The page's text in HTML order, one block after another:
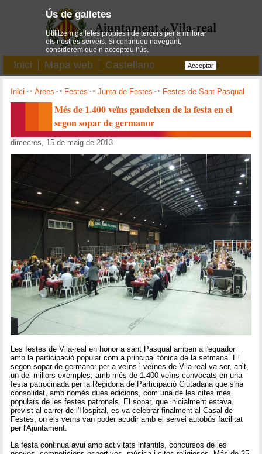
Inici Mapa web Castellano
Inici ->Àrees -> Festes ->Junta de Festes -> Festes de Sant Pasqual
Més de 1.400 veïns gaudeixen de la festa en el
segon sopar de germanor
dimecres, 15 de maig de 2013
Les festes de Vila-real en honor a sant Pasqual arriben a l'equador
amb la participació popular com a principal tònica de la setmana. El
segon sopar de germanor per a veïns i veïnes de Vila-real va ser, anit,
un del millors exemples, amb més de 1.400 veïns convocats en una
festa patrocinada per la Regidoria de Participació Ciutadana que s'ha
consolidat, amb només dues edicions, com una de les cites més
populars de les festes patronals. El sopar, que inicialment estava
previst al carrer de l'Hospital, es va celebrar finalment al Casal de
Festes, on els veïns van poder acudir amb el servei autobús facilitat
per l'Ajuntament.
La festa continua avui amb activitats infantils, concursos de les
Ús de galletes
Utilitzem galletes pròpies i de tercers per a millorar
els nostres serveis. Si continueu navegant,
considerem que n’accepteu l’ús.
Acceptar